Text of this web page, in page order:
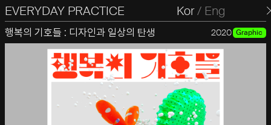
EVERYDAY PRACTICE
일상의실천 Kor/ Eng
행복의 기호들 : 디자인과 일상의 탄생 2020 Graphic